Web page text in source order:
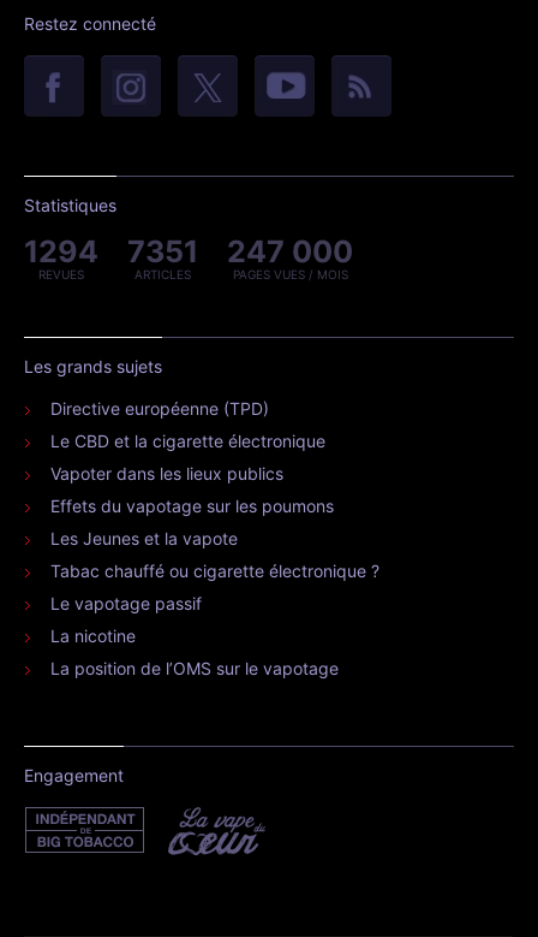
Restez connecté
Statistiques
1294
REVUES
7351
ARTICLES
247 000
PAGES VUES / MOIS
Les grands sujets
Directive européenne (TPD)
Le CBD et la cigarette électronique
Vapoter dans les lieux publics
Effets du vapotage sur les poumons
Les Jeunes et la vapote
Tabac chauffé ou cigarette électronique ?
Le vapotage passif
La nicotine
La position de l’OMS sur le vapotage
Engagement